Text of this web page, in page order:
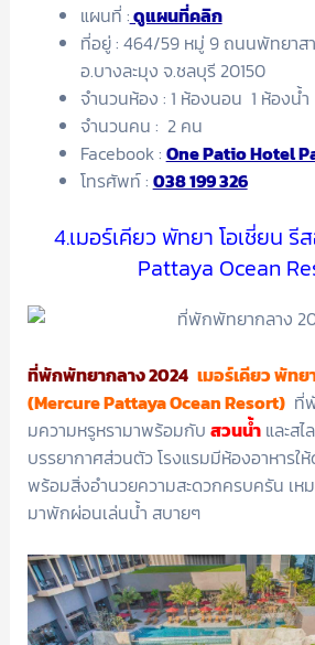
แผนที่ :ดูแผนที่คลิก
ที่อยู่ : 464/59 หมู่ 9 ถนนพัทยาส
อ.บางละมุง จ.ชลบุรี 20150
จำนวนห้อง : 1 ห้องนอน 1 ห้องน้ำ
จำนวนคน : 2 คน
Facebook : One Patio Hotel
โทรศัพท์ : 038 199 326
4.เมอร์เคียว พัทยา โอเชี่ยน รี
Pattaya Ocean
ที่พักพัทยากลาง 2024 เมอร์เคียว พัทย
(Mercure Pattaya Ocean Resort)ที่พั
มความหรูหรามาพร้อมกับ สวนน้ำและสไ
บรรยากาศส่วนตัว โรงแรมมีห้องอาหารใ
พร้อมสิ่งอำนวยความสะดวกครบครัน เห
มาพักผ่อนเล่นน้ำ สบายๆ